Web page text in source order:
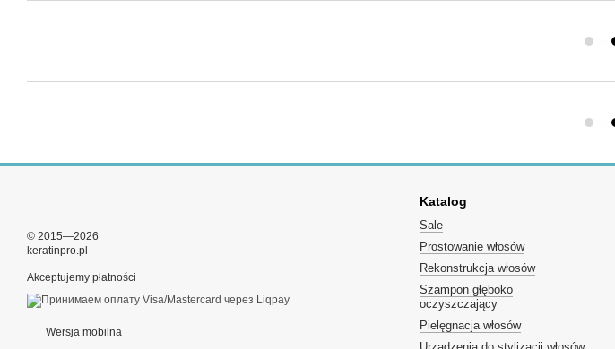
© 2015—2026
keratinpro.pl
Akceptujemy płatności
Wersja mobilna
Katalog
Sale
Prostowanie włosów
Rekonstrukcja włosów
Szampon głęboko
oczyszczający
Pielęgnacja włosów